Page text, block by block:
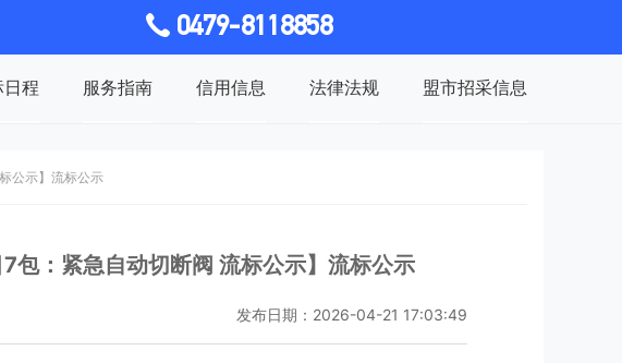
0479-8118858
程 服务指南 信用信息 法律法规 盟市招采信息
公示】流标公示
包：紧急自动切断阀 流标公示】流标公示
发布日期：2026-04-21 17:03:49